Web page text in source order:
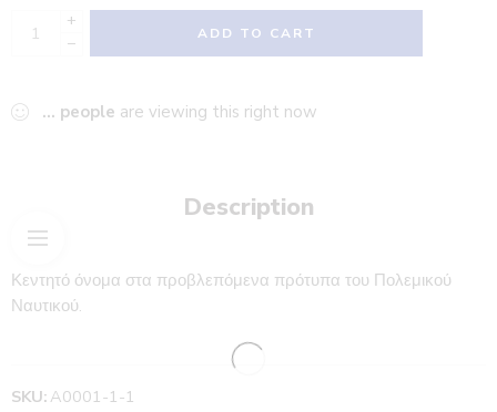
+
−
ADD TO CART
... people are viewing this right now
Description
Κεντητό όνομα στα προβλεπόμενα πρότυπα του Πολεμικού
Ναυτικού.
SKU: A0001-1-1